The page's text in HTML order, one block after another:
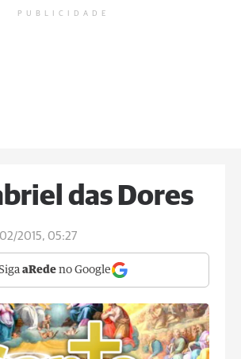
PUBLICIDADE
das Dores
2015, 05:27
aRede no Google